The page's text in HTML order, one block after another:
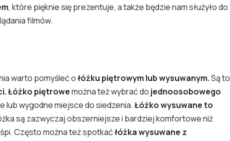
, które pięknie się prezentuje, a także będzie nam służyło do
filmów.
warto pomyśleć ołóżku piętrowym lub wysuwanym.Są to
Łóżko piętrowemożna też wybrać do jednoosobowego
lub wygodne miejsce do siedzenia.Łóżko wysuwane to
są zazwyczaj obszerniejsze i bardziej komfortowe niż
Często można też spotkaćłóżka wysuwane z